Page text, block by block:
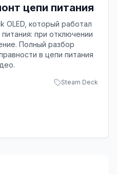
цепи питания
OLED, который работал
при отключении
Полный разбор
в цепи питания
Steam Deck